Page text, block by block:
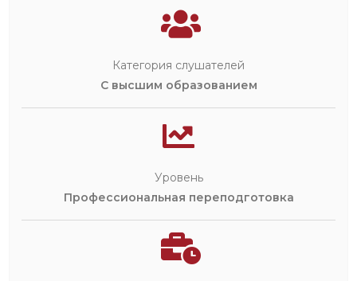
Категория слушателей
С высшим образованием
Уровень
Профессиональная переподготовка